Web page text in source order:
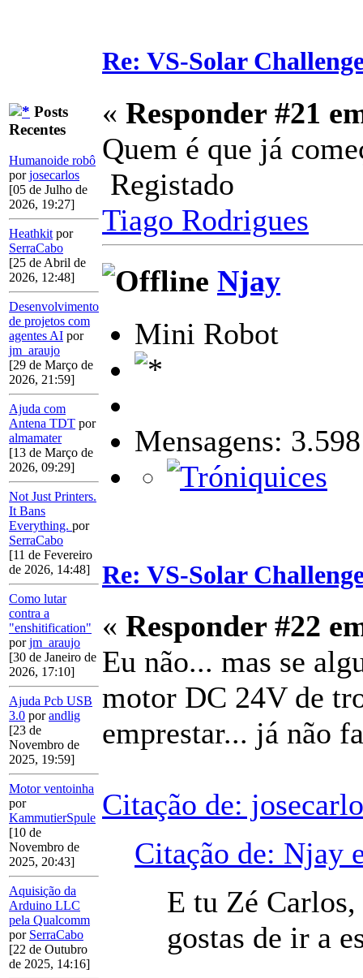
Posts
Recentes
Humanoide robô
porjosecarlos
[05 de Julho de
2026, 19:27]
Heathkit por
SerraCabo
[25 de Abril de
2026, 12:48]
Desenvolvimento
de projetos com
agentes AI por
jm_araujo
[29 de Março de
2026, 21:59]
Ajuda com
Antena TDT por
almamater
[13 de Março de
2026, 09:29]
Not Just Printers.
It Bans
Everything. por
SerraCabo
[11 de Fevereiro
de 2026, 14:48]
Como lutar
contra a
"enshitification"
porjm_araujo
[30 de Janeiro de
2026, 17:10]
Ajuda Pcb USB
3.0 porandlig
[23 de
Novembro de
2025, 19:59]
Motor ventoinha
por
KammutierSpule
[10 de
Novembro de
2025, 20:43]
Aquisição da
Arduino LLC
pela Qualcomm
por SerraCabo
[22 de Outubro
de 2025, 14:16]
Re: VS-Solar
« Responder #21
Quem é que já
Registado
Tiago Rodrigues
Njay
Mini Robot
Mensagens: 3.598
Re: VS-Solar
« Responder #22
Eu não... mas se
motor DC 24V de
emprestar... já não
Citação de:
Citação de: Njay
E tu Zé
gostas de ir a